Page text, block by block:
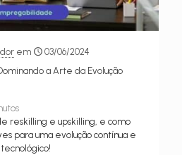
em
03/06/2024
a Arte da Evolução
reskilling e upskilling, e como
para uma evolução contínua e
tecnológico!